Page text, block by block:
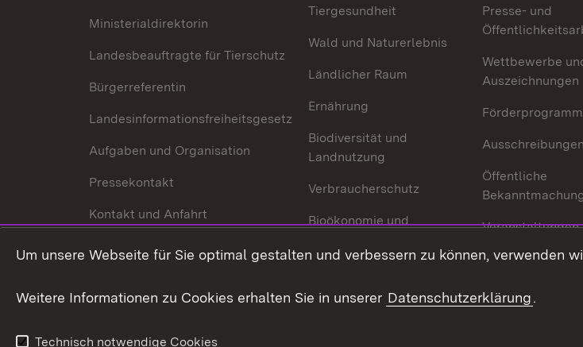
Ministerialdirektorin
Landesbeauftragte für Tierschutz
Bürgerreferentin
Landesinformationsfreiheitsgesetz
Aufgaben und Organisation
Pressekontakt
Kontakt und Anfahrt
Tiergesundheit
Wald und Naturerlebnis
Ländlicher Raum
Ernährung
Biodiversität und
Landnutzung
Verbraucherschutz
Bioökonomie und
Presse- und
Wettbewerbe
Auszeichnungen
Ausschreibungen
Öffentliche
Bekanntmachung
Veranstaltungen
Mediathek
Publikationen
Um unsere Webseite für Sie optimal gestalten und verbessern zu können, verwenden
Weitere Informationen zu Cookies erhalten Sie in unserer Datenschutzerklärung.
Technisch notwendige Cookies